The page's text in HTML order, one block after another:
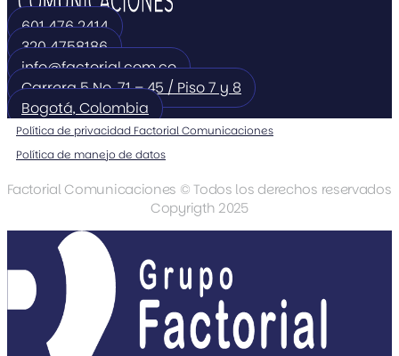
601 476 2414
320 4758186
info@factorial.com.co
Carrera 5 No. 71 – 45 / Piso 7 y 8
Bogotá, Colombia
Política de privacidad Factorial Comunicaciones
Política de manejo de datos
Factorial Comunicaciones © Todos los derechos reservados
Copyrigth 2025